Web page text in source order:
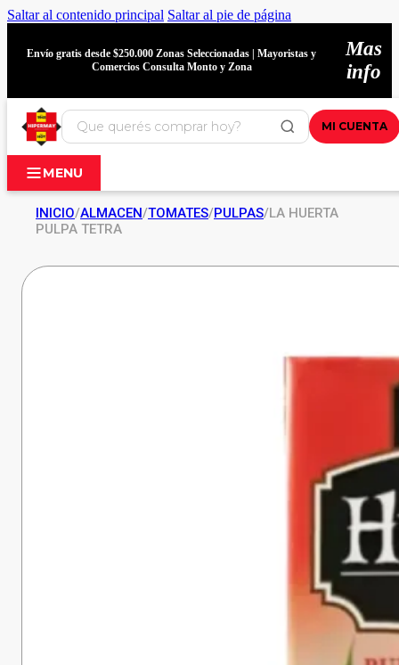
Saltar al contenido principal Saltar al pie de página
Envío gratis desde $250.000 Zonas Seleccionadas | Mayoristas y
Comercios Consulta Monto y Zona
Mas
info
MI CUENTA
MENU
INICIO/ALMACEN/TOMATES/PULPAS/LA HUERTA
PULPA TETRA